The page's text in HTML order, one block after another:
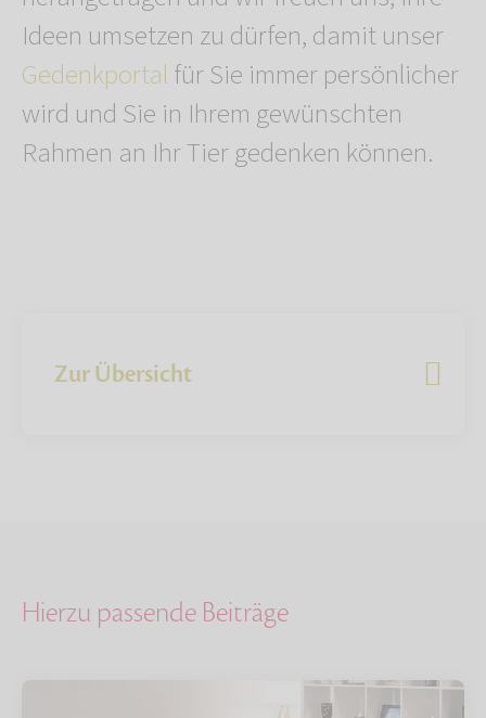
Ideen umsetzen zu dürfen, damit unser
Gedenkportalfür Sie immer persönlicher
wird und Sie in Ihrem gewünschten
Rahmen an Ihr Tier gedenken können.
Zur Übersicht
Hierzu passende Beiträge